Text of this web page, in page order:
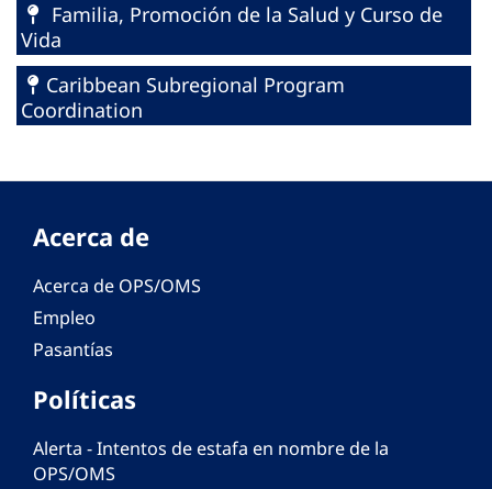
Familia, Promoción de la Salud y Curso de
Vida
Caribbean Subregional Program
Coordination
Acerca de
Acerca de OPS/OMS
Empleo
Pasantías
Políticas
Alerta - Intentos de estafa en nombre de la
OPS/OMS